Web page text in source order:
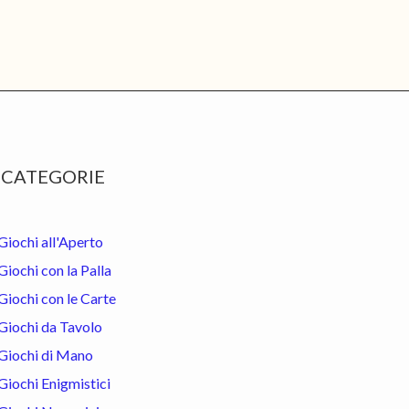
CATEGORIE
all'Aperto
con la Palla
con le Carte
da Tavolo
di Mano
Enigmistici